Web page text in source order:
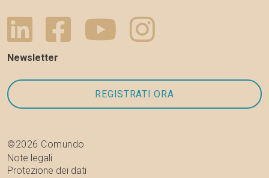
Newsletter
©2026 Comundo
Note legali
Protezione dei dati